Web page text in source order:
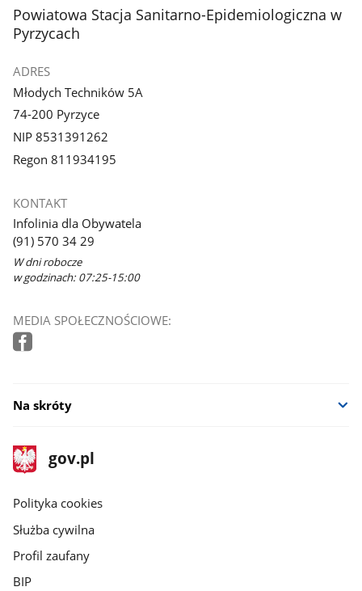
stopka
Powiatowa Stacja Sanitarno-Epidemiologiczna w
Pyrzycach
ADRES
Młodych Techników 5A
74-200 Pyrzyce
NIP 8531391262
Regon 811934195
KONTAKT
Infolinia dla Obywatela
(91) 570 34 29
W dni robocze
w godzinach: 07:25-15:00
MEDIA SPOŁECZNOŚCIOWE:
Na skróty
stopka
gov.pl
Strona
gov.pl
gov.pl
Polityka cookies
Służba cywilna
Profil zaufany
BIP